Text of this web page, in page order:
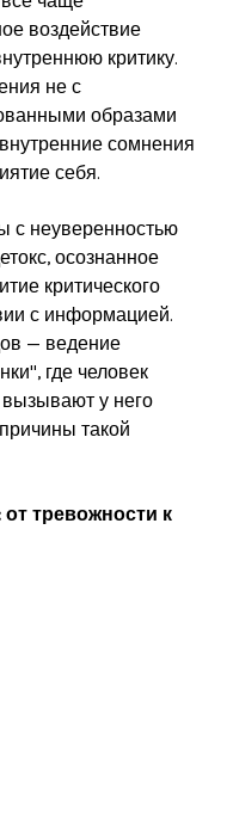
воздействие
критику.
не с
образами
сомнения
себя.
с неуверенностью
осознанное
критического
с информацией.
— ведение
где человек
вызывают у него
такой
тревожности к